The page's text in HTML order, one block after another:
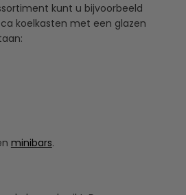
kunt u bijvoorbeeld
koelkasten met een glazen
minibars.